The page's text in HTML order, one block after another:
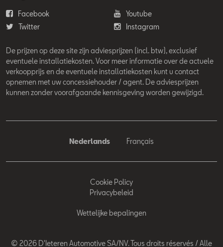
Facebook
Youtube
Twitter
Instagram
De prijzen op deze site zijn adviesprijzen (incl. btw), exclusief
eventuele installatiekosten. Voor meer informatie over de actuele
verkoopprijs en de eventuele installatiekosten kunt u contact
opnemen met uw concessiehouder / agent. De adviesprijzen
kunnen zonder voorafgaande kennisgeving worden gewijzigd.
Wettelijke bepalingen
Cookie Policy
Privacybeleid
Nederlands Français
© 2026 D'Ieteren Automotive SA/NV. Tous droits réservés / Alle